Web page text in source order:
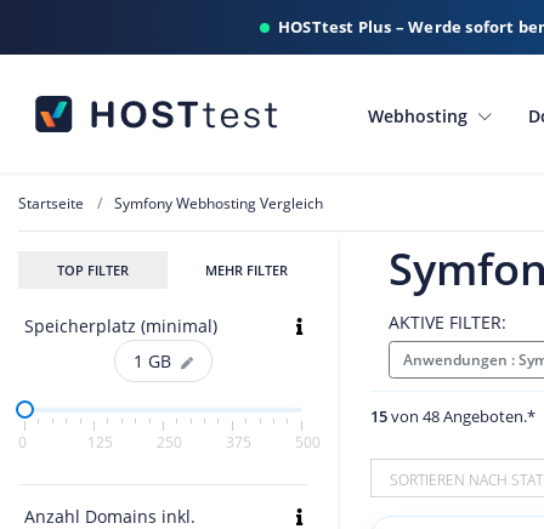
HOSTtest Plus – Werde sofort
Webhosting
Startseite Symfony Webhosting Vergleich
TOP FILTER MEHR FILTER
Speicherplatz (minimal)
1 GB
0 125 250 375 500
Anzahl Domains inkl.
AKTIVE FILTER:
Anwendungen :
15von 48 Angeboten.*
SORTIEREN NACH